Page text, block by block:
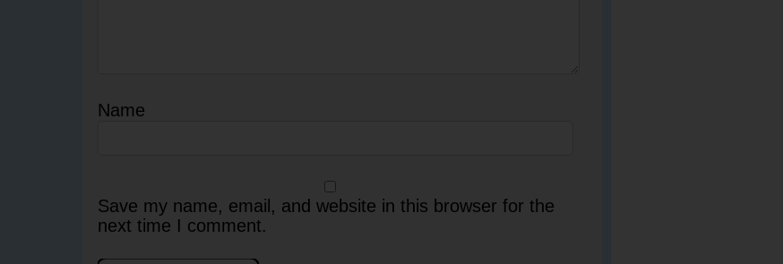
Name
Save my name, email, and website in this browser for the
next time I comment.